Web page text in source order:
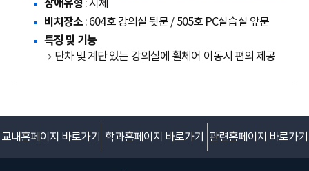
장애유형 : 지체
비치장소 : 604호 강의실 뒷문 / 505호 PC실습실 앞문
특징 및 기능
단차 및 계단 있는 강의실에 휠체어 이동시 편의 제공
교내홈페이지 바로가기 학과홈페이지 바로가기 관련홈페이지 바로가기